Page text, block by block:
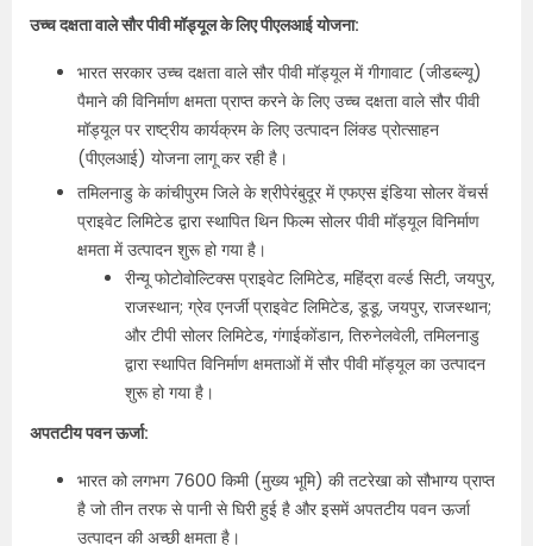
उच्च दक्षता वाले सौर पीवी मॉड्यूल के लिए पीएलआई योजना:
भारत सरकार उच्च दक्षता वाले सौर पीवी मॉड्यूल में गीगावाट (जीडब्ल्यू)
पैमाने की विनिर्माण क्षमता प्राप्त करने के लिए उच्च दक्षता वाले सौर पीवी
मॉड्यूल पर राष्ट्रीय कार्यक्रम के लिए उत्पादन लिंक्ड प्रोत्साहन
(पीएलआई) योजना लागू कर रही है।
तमिलनाडु के कांचीपुरम जिले के श्रीपेरंबुदूर में एफएस इंडिया सोलर वेंचर्स
प्राइवेट लिमिटेड द्वारा स्थापित थिन फिल्म सोलर पीवी मॉड्यूल विनिर्माण
क्षमता में उत्पादन शुरू हो गया है।
रीन्यू फोटोवोल्टिक्स प्राइवेट लिमिटेड, महिंद्रा वर्ल्ड सिटी, जयपुर,
राजस्थान; ग्रेव एनर्जी प्राइवेट लिमिटेड, डूडू, ​​जयपुर, राजस्थान;
और टीपी सोलर लिमिटेड, गंगाईकोंडान, तिरुनेलवेली, तमिलनाडु
द्वारा स्थापित विनिर्माण क्षमताओं में सौर पीवी मॉड्यूल का उत्पादन
शुरू हो गया है।
अपतटीय पवन ऊर्जा:
भारत को लगभग 7600 किमी (मुख्य भूमि) की तटरेखा को सौभाग्य प्राप्त
है जो तीन तरफ से पानी से घिरी हुई है और इसमें अपतटीय पवन ऊर्जा
उत्पादन की अच्छी क्षमता है।